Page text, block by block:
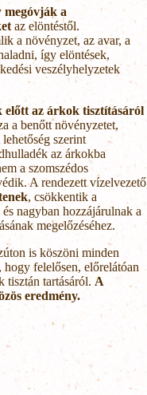
megóvják a
az elöntéstől.
a növényzet, az avar, a
így elöntések,
veszélyhelyzetek
előtt az árkok tisztításáról
a benőtt növényzetet,
szerint
az árkokba
a szomszédos
A rendezett vízelvezető
, csökkentik a
nagyban hozzájárulnak a
megelőzéséhez.
is köszöni minden
felelősen, előrelátóan
tisztán tartásáról. A
eredmény.